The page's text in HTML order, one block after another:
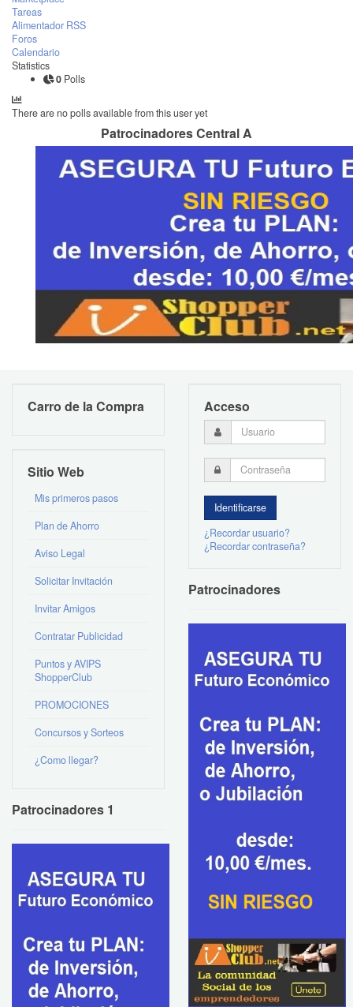
Tareas
Alimentador RSS
Foros
Calendario
Statistics
0 Polls
There are no polls available from this user yet
Patrocinadores Central A
Carro de la Compra
Sitio Web
Mis primeros pasos
Plan de Ahorro
Aviso Legal
Solicitar Invitación
Invitar Amigos
Contratar Publicidad
Puntos y AVIPS
ShopperClub
PROMOCIONES
Concursos y Sorteos
¿Como llegar?
Patrocinadores 1
Acceso
¿Recordar usuario?
¿Recordar contraseña?
Patrocinadores